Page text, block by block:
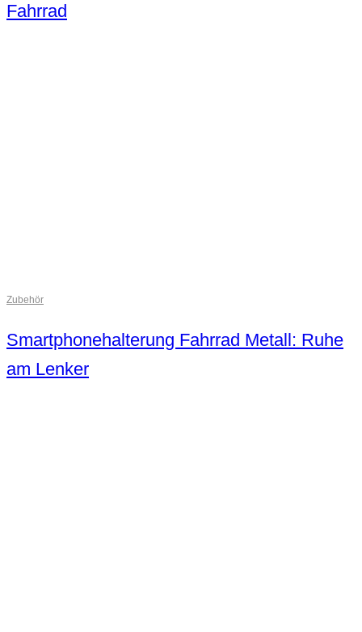
Fahrrad
Zubehör
Smartphonehalterung Fahrrad Metall: Ruhe
am Lenker